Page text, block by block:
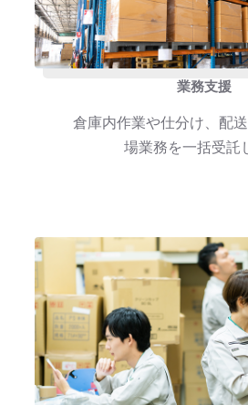
業務支援
倉庫内作業や仕分け、配
場業務を一括受託